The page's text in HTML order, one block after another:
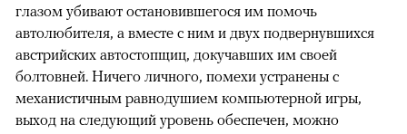
глазом убивают остановившегося им помочь
автолюбителя, а вместе с ним и двух подвернувшихся
австрийских автостопщиц, докучавших им своей
болтовней. Ничего личного, помехи устранены с
механистичным равнодушием компьютерной игры,
выход на следующий уровень обеспечен, можно